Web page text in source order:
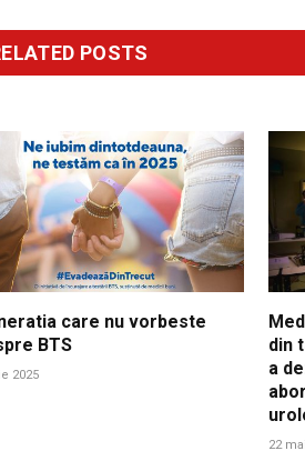
POSTS
care nu vorbeste
BTS
2025
din
a
22